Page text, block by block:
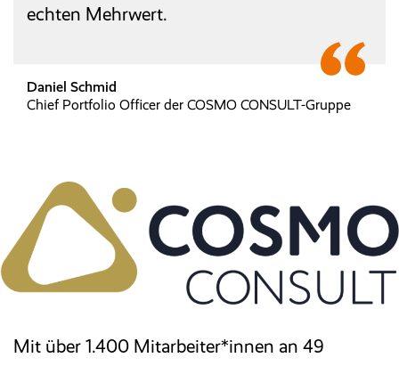
echten Mehrwert.
Daniel Schmid
Chief Portfolio Officer der COSMO CONSULT-Gruppe
Mit über 1.400 Mitarbeiter*innen an 49